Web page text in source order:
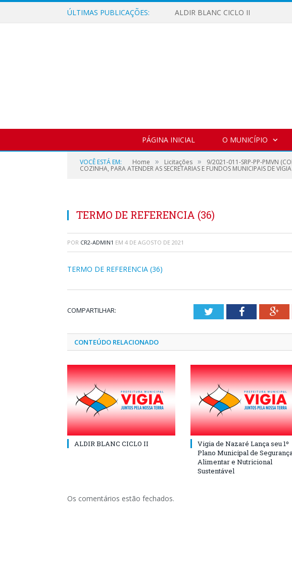
ÚLTIMAS PUBLICAÇÕES: ALDIR BLANC CICLO II
PÁGINA INICIAL O MUNICÍPIO
VOCÊ ESTÁ EM: Home » Licitações » 9/2021-011-SRP-PP-PMVN
COZINHA, PARA ATENDER AS SECRETARIAS E FUNDOS MUNICIPAIS DE
TERMO DE REFERENCIA (36)
POR CR2-ADMIN1 EM 4 DE AGOSTO DE 2021
TERMO DE REFERENCIA (36)
COMPARTILHAR: TwitterFacebook
CONTEÚDO RELACIONADO
ALDIR BLANC CICLO II
Vigia de Nazaré Lança seu 1º
Plano Municipal de
Alimentar e Nutricional
Sustentável
Os comentários estão fechados.